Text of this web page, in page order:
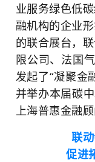
业服务绿色低
融机构的企业
的联合展台，
限公司、法国
发起了“凝聚金
并举办本届碳
上海普惠金融
联
促进